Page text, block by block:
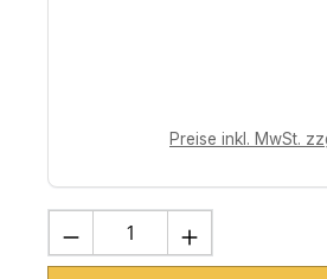
Preise inkl. MwSt.
Produkt Anzahl: Gib